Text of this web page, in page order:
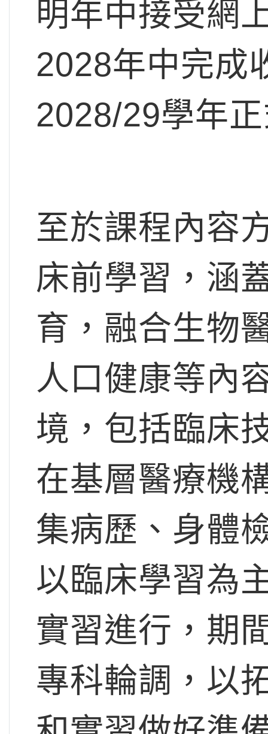
明年中接受網
2028年中完成
2028/29學年
至於課程內容
床前學習，涵
育，融合生物
人口健康等內
境，包括臨床
在基層醫療機
集病歷、身體
以臨床學習為
實習進行，期
專科輪調，以